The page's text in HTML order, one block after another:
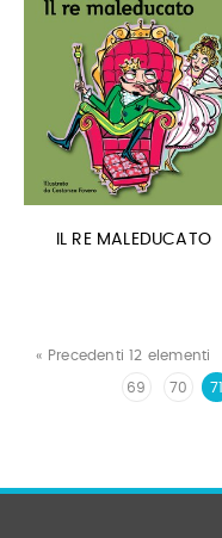
IL RE MALEDUCATO
« Precedenti 12 elementi
69 70 71